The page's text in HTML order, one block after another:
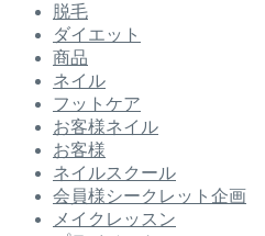
脱毛
ダイエット
商品
ネイル
フットケア
お客様ネイル
お客様
ネイルスクール
会員様シークレット企画
メイクレッスン